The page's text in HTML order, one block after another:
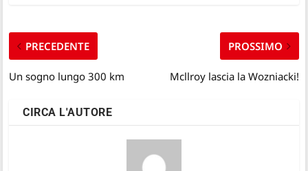
PRECEDENTE
Un sogno lungo 300 km
PROSSIMO
Mcllroy lascia la Wozniacki!
CIRCA L'AUTORE